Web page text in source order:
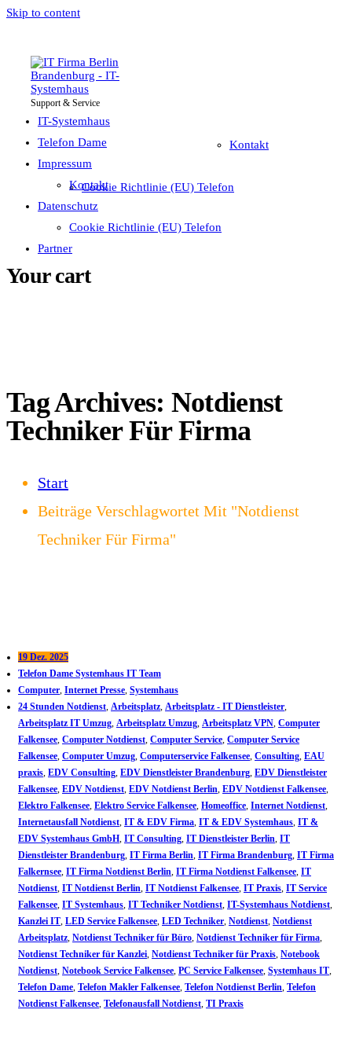
Skip to content
Support & Service
IT-Systemhaus
Kontakt
Datenschutz
Cookie Richtlinie (EU) Telefon
IT-Systemhaus
Telefon Dame
Impressum
Kontakt
Datenschutz
Cookie Richtlinie (EU) Telefon
Partner
Your cart
Tag Archives: Notdienst
Techniker Für Firma
Start
Beiträge Verschlagwortet Mit "Notdienst
Techniker Für Firma"
19 Dez. 2025
Telefon Dame Systemhaus IT Team
Computer Internet Presse Systemhaus
24 Stunden Notdienst Arbeitsplatz Arbeitsplatz - IT Dienstleister
Arbeitsplatz IT Umzug Arbeitsplatz Umzug Arbeitsplatz VPN Computer
Falkensee Computer Notdienst Computer Service Computer Service
Falkensee Computer Umzug Computerservice Falkensee Consulting EAU
praxis EDV Consulting EDV Dienstleister Brandenburg EDV Dienstleister
Falkensee EDV Notdienst EDV Notdienst Berlin EDV Notdienst Falkensee
Elektro Falkensee Elektro Service Falkensee Homeoffice Internet Notdienst
Internetausfall Notdienst IT & EDV Firma IT & EDV Systemhaus IT &
EDV Systemhaus GmbH IT Consulting IT Dienstleister Berlin IT
Dienstleister Brandenburg IT Firma Berlin IT Firma Brandenburg IT Firma
Falkernsee IT Firma Notdienst Berlin IT Firma Notdienst Falkensee IT
Notdienst IT Notdienst Berlin IT Notdienst Falkensee IT Praxis IT Service
Falkensee IT Systemhaus IT Techniker Notdienst IT-Systemhaus Notdienst
Kanzlei IT LED Service Falkensee LED Techniker Notdienst Notdienst
Arbeitsplatz Notdienst Techniker für Büro Notdienst Techniker für Firma
Notdienst Techniker für Kanzlei Notdienst Techniker für Praxis Notebook
Notdienst Notebook Service Falkensee PC Service Falkensee Systemhaus IT
Telefon Dame Telefon Makler Falkensee Telefon Notdienst Berlin Telefon
Notdienst Falkensee Telefonausfall Notdienst TI Praxis